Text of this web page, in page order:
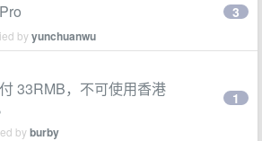
byyunchuanwu
3
33RMB，不可使用香港
byburby
1